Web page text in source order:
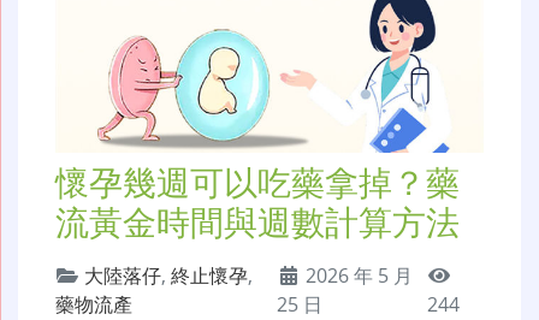
懷孕幾週可以吃藥拿掉？藥
流黃金時間與週數計算方法
大陸落仔, 終止懷孕,
藥物流產
2026 年 5 月
25 日
244